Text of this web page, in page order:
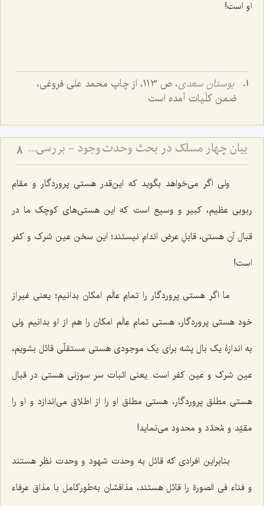
او است!
بوستان سعدی
، ص 113، از چاپ محمد علی فروغی،
ضمن کلّیات آمده است.
بیان چهار مسلک در بحث وحدت وجود - بررسی مسلک حق در موضوع وحدت وجود 8
ولی اگر می‌خواهد بگوید که این‌قدر هستی پروردگار و مقام
ربوبی عظیم، کبیر و وسیع است که این هستی‌های کوچک ما در
قبال آن هستی، قابلِ عرض اندام نیستند؛ این سخن عین شرک و کفر
است!
ما اگر هستی پروردگار را تمام عالَم امکان بدانیم؛ یعنی غیر از
خود هستی پروردگار، هستی تمام عالَم امکان را هم از او بدانیم ولی
به اندازۀ یک بال پشه برای یک موجودی هستی مستقلّی قائل بشویم،
عین شرک و عین کفر است. یعنی اثبات سرِ سوزنی هستی در قبال
هستی مطلق پروردگار، هستی مطلق او را از اطلاق می‌اندازد و او را
مقیّد و مُحدّد و محدود می‌نماید!
بنابراین افرادی که قائل به وحدت شهود و وحدت نظر هستند
و فناء فی الصورة را قائل هستند، مذاقشان به‌طورکامل با مذاق عرفاء